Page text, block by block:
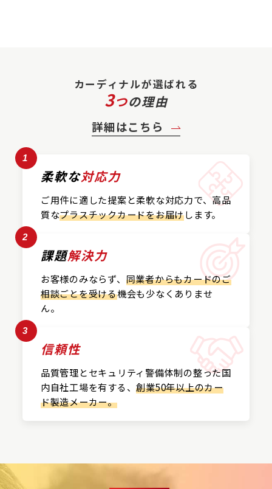
カーディナルが選ばれる
3つの理由
詳細はこちら
1
柔軟な対応力
ご用件に適した提案と柔軟な対応力で、高品
質なプラスチックカードをお届けします。
2
課題解決力
お客様のみならず、 同業者からもカードのご
相談ごとを受ける機会も少なくありませ
ん。
3
信頼性
品質管理とセキュリティ警備体制の整った国
内自社工場を有する、創業50年以上のカー
ド製造メーカー。